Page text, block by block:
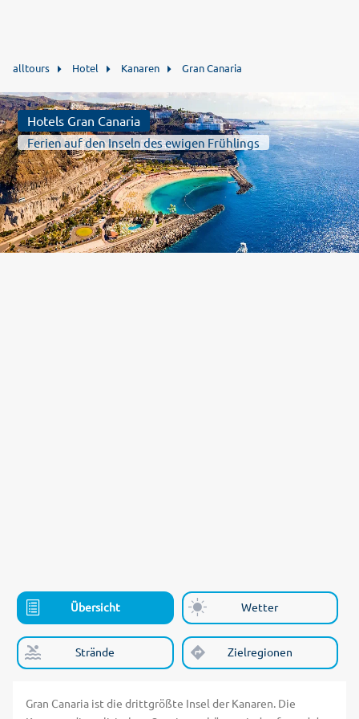
alltours Hotel Kanaren Gran Canaria
Hotels Gran Canaria
Ferien auf den Inseln des ewigen Frühlings
Übersicht Wetter
Strände Zielregionen
Gran Canaria ist die drittgrößte Insel der Kanaren. Die